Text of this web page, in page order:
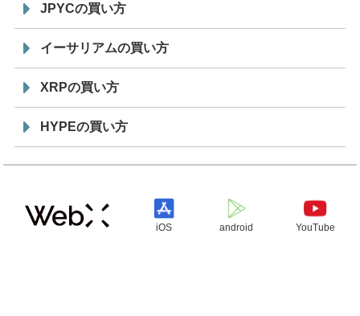
JPYCの買い方
イーサリアムの買い方
XRPの買い方
HYPEの買い方
iOS android YouTube